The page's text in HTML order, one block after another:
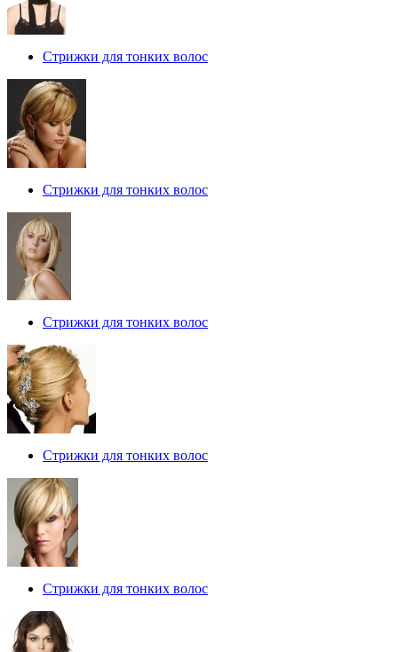
Стрижки для тонких волос
Стрижки для тонких волос
Стрижки для тонких волос
Стрижки для тонких волос
Стрижки для тонких волос